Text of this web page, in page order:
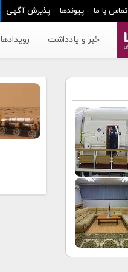
تماس با ما پیوندها پذیرش آگهی
خبر و یادداشت رویدادها